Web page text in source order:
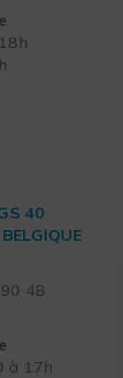
40
48
à 17h